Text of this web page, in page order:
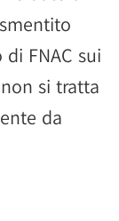
FNAC sui
si tratta
da